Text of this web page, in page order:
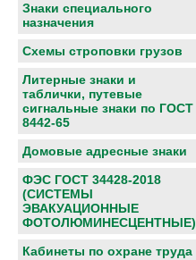
Знаки специального
назначения
Схемы строповки грузов
Литерные знаки и
таблички, путевые
сигнальные знаки по ГОСТ
8442-65
Домовые адресные знаки
ФЭС ГОСТ 34428-2018
(СИСТЕМЫ
ЭВАКУАЦИОННЫЕ
ФОТОЛЮМИНЕСЦЕНТНЫЕ)
Кабинеты по охране труда